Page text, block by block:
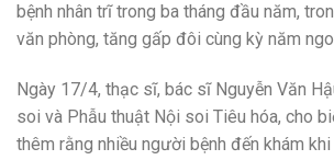
bệnh nhân trĩ trong ba tháng đầu năm,
văn phòng, tăng gấp đôi cùng kỳ năm
Ngày 17/4, thạc sĩ, bác sĩ Nguyễn Văn
soi và Phẫu thuật Nội soi Tiêu hóa, cho
thêm rằng nhiều người bệnh đến khám